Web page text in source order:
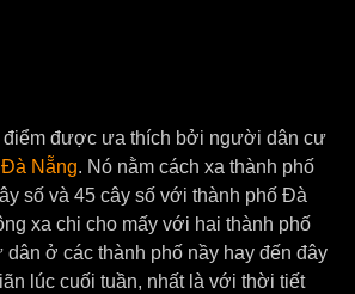
điểm được ưa thích bởi người dân cư
Đà Nẵng. Nó nằm cách xa thành phố
số và 45 cây số với thành phố Đà
xa chi cho mấy với hai thành phố
ở các thành phố nầy hay đến đây
lúc cuối tuần, nhất là với thời tiết